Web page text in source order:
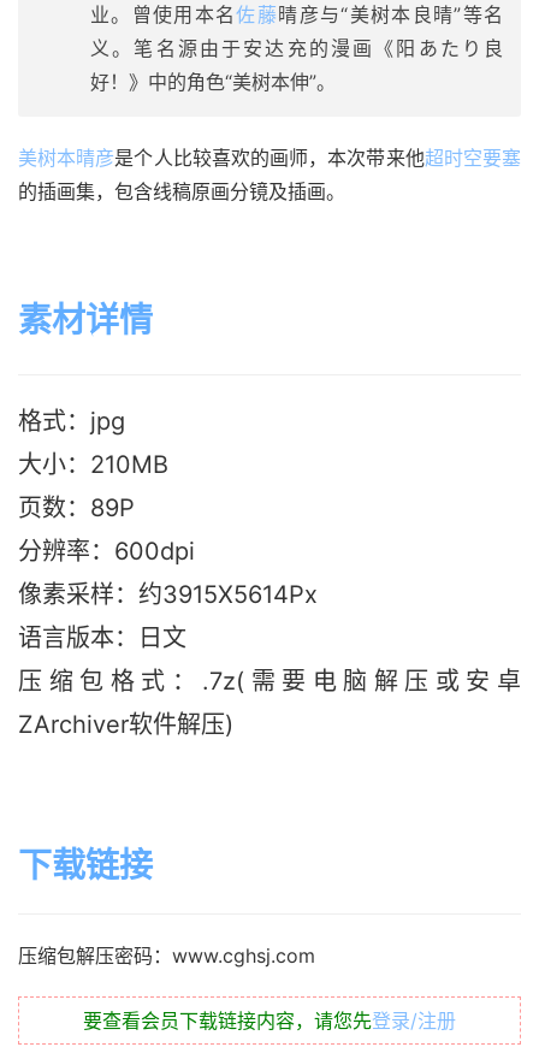
业。曾使用本名佐藤晴彦与“美树本良晴”等名
义。笔名源由于安达充的漫画《阳あたり良
好！》中的角色“美树本伸”。
美树本晴彦是个人比较喜欢的画师，本次带来他超时空要塞
的插画集，包含线稿原画分镜及插画。
素材详情
格式：jpg
大小：210MB
页数：89P
分辨率：600dpi
像素采样：约3915X5614Px
语言版本：日文
压缩包格式：.7z(需要电脑解压或安卓
ZArchiver软件解压)
下载链接
压缩包解压密码：www.cghsj.com
要查看会员下载链接内容，请您先登录/注册